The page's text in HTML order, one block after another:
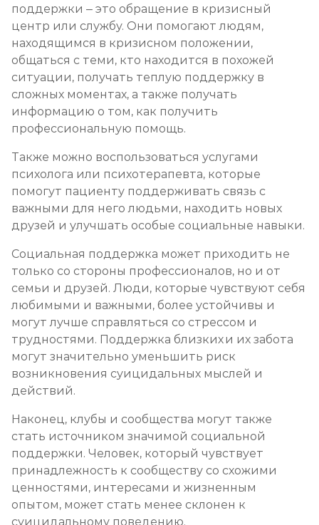
поддержки – это обращение в кризисный
центр или службу. Они помогают людям,
находящимся в кризисном положении,
общаться с теми, кто находится в похожей
ситуации, получать теплую поддержку в
сложных моментах, а также получать
информацию о том, как получить
профессиональную помощь.
Также можно воспользоваться услугами
психолога или психотерапевта, которые
помогут пациенту поддерживать связь с
важными для него людьми, находить новых
друзей и улучшать особые социальные навыки.
Социальная поддержка может приходить не
только со стороны профессионалов, но и от
семьи и друзей. Люди, которые чувствуют себя
любимыми и важными, более устойчивы и
могут лучше справляться со стрессом и
трудностями. Поддержка близких и их забота
могут значительно уменьшить риск
возникновения суицидальных мыслей и
действий.
Наконец, клубы и сообщества могут также
стать источником значимой социальной
поддержки. Человек, который чувствует
принадлежность к сообществу со схожими
ценностями, интересами и жизненным
опытом, может стать менее склонен к
суицидальному поведению.